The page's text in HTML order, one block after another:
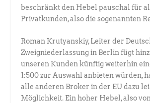
beschränkt den Hebel pauschal für
Privatkunden, also die sogenannten
Roman Krutyanskiy, Leiter der
Zweigniederlassung in Berlin fügt
unseren Kunden künftig weiterhin
1:500 zur Auswahl anbieten würden,
alle anderen Broker in der EU dazu
Möglichkeit. Ein hoher Hebel, also